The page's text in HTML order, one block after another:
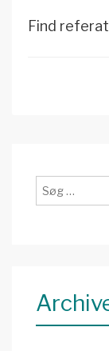
Find
efter: